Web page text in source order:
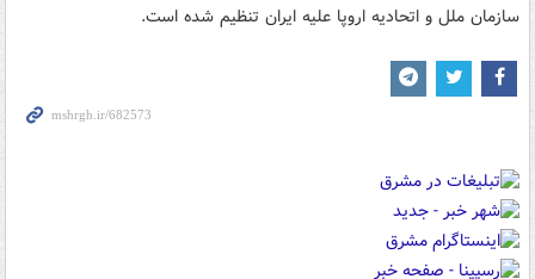
سازمان ملل و اتحادیه اروپا علیه ایران تنظیم شده است.